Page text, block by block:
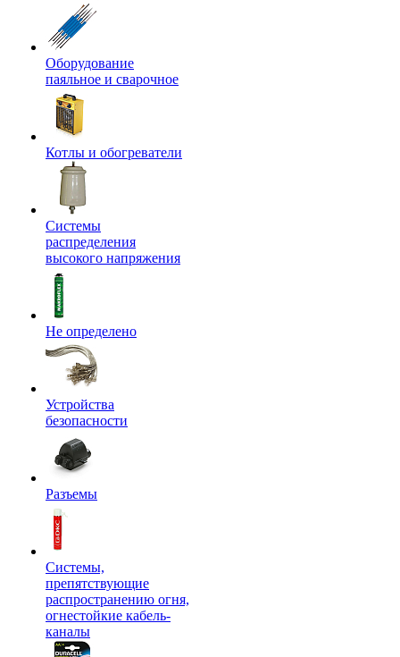
Оборудование
паяльное и сварочное
Котлы и обогреватели
Системы
распределения
высокого напряжения
Не определено
Устройства
безопасности
Разъемы
Системы,
препятствующие
распространению огня,
огнестойкие кабель-
каналы